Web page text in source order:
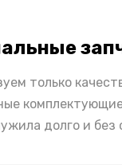
только
долго и без